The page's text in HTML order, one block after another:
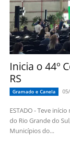
Inicia o 44º
RS
Gramado e Canela
ESTADO - Teve
do Rio Grande do
Municípios do...